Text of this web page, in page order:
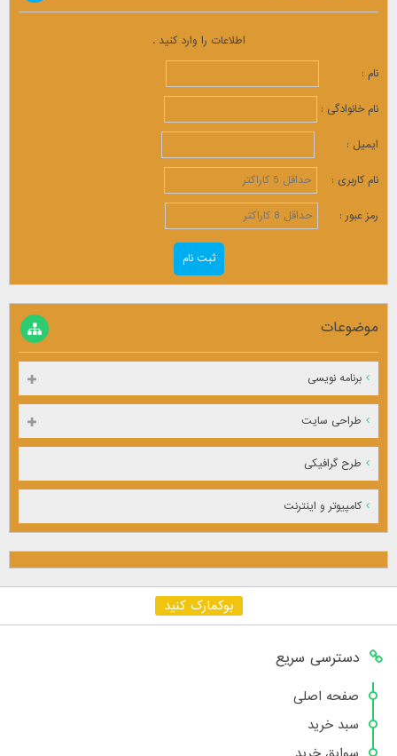
اطلاعات را وارد کنید .
نام :
نام خانوادگی :
ایمیل :
نام کاربری :
رمز عبور :
موضوعات
برنامه نویسی
طراحی سایت
طرح گرافیکی
کامپیوتر و اینترنت
بوکمارک کنید
دسترسی سریع
صفحه اصلی
سبد خرید